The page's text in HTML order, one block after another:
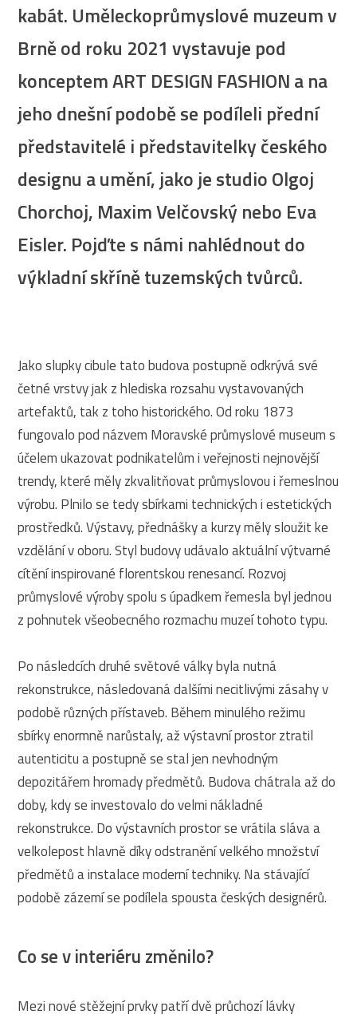
kabát. Uměleckoprůmyslové muzeum v
Brně od roku 2021 vystavuje pod
konceptem ART DESIGN FASHION a na
jeho dnešní podobě se podíleli přední
představitelé i představitelky českého
designu a umění, jako je studio Olgoj
Chorchoj, Maxim Velčovský nebo Eva
Eisler. Pojďte s námi nahlédnout do
výkladní skříně tuzemských tvůrců.
Jako slupky cibule tato budova postupně odkrývá své
četné vrstvy jak z hlediska rozsahu vystavovaných
artefaktů, tak z toho historického. Od roku 1873
fungovalo pod názvem Moravské průmyslové museum s
účelem ukazovat podnikatelům i veřejnosti nejnovější
trendy, které měly zkvalitňovat průmyslovou i řemeslnou
výrobu. Plnilo se tedy sbírkami technických i estetických
prostředků. Výstavy, přednášky a kurzy měly sloužit ke
vzdělání v oboru. Styl budovy udávalo aktuální výtvarné
cítění inspirované florentskou renesancí. Rozvoj
průmyslové výroby spolu s úpadkem řemesla byl jednou
z pohnutek všeobecného rozmachu muzeí tohoto typu.
Po následcích druhé světové války byla nutná
rekonstrukce, následovaná dalšími necitlivými zásahy v
podobě různých přístaveb. Během minulého režimu
sbírky enormně narůstaly, až výstavní prostor ztratil
autenticitu a postupně se stal jen nevhodným
depozitářem hromady předmětů. Budova chátrala až do
doby, kdy se investovalo do velmi nákladné
rekonstrukce. Do výstavních prostor se vrátila sláva a
velkolepost hlavně díky odstranění velkého množství
předmětů a instalace moderní techniky. Na stávající
podobě zázemí se podílela spousta českých designérů.
Co se v interiéru změnilo?
Mezi nové stěžejní prvky patří dvě průchozí lávky